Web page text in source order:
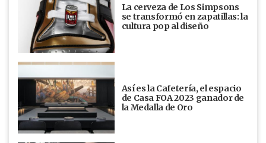
La cerveza de Los Simpsons
se transformó en zapatillas: la
cultura pop al diseño
Así es la Cafetería, el espacio
de Casa FOA 2023 ganador de
la Medalla de Oro